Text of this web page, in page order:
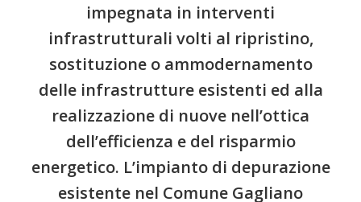
impegnata in interventi
infrastrutturali volti al ripristino,
sostituzione o ammodernamento
delle infrastrutture esistenti ed alla
realizzazione di nuove nell’ottica
dell’efficienza e del risparmio
energetico. L’impianto di depurazione
esistente nel Comune Gagliano